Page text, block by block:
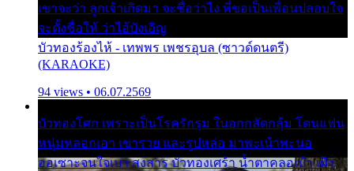
เขาจะว่า ลูกเจ้าเกิดมา จะชื่อว่าไง พี่ขอเป็นเพื่อนปลอบใจ
จะตั้งชื่อให้ ว่าไอ้บังเอิญ
บัวทองร้องไห้ - เทพพร เพชรอุบล (ซาวด์ดนตรี)
(KARAOKE)
94 views • 06.07.2569
บัวทองโศก เพราะเป็นโรครักรุม ในอกกลัดกลุ้ม โดนแฟน
หนุ่มหลอกเอา เขารวย และรูปหล่อ มาพะเน้าพะนอ
ออเซาะจนใจเบา สงสาร บัวทองเศร้า น้ำตาคลอเบ้า เฝ้า